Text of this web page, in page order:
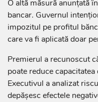
O altă măsură anunțată
bancar. Guvernul
impozitul pe profitul
care va fi aplicată doar
Premierul a recunoscut
poate reduce
Executivul a analizat
depășesc efectele